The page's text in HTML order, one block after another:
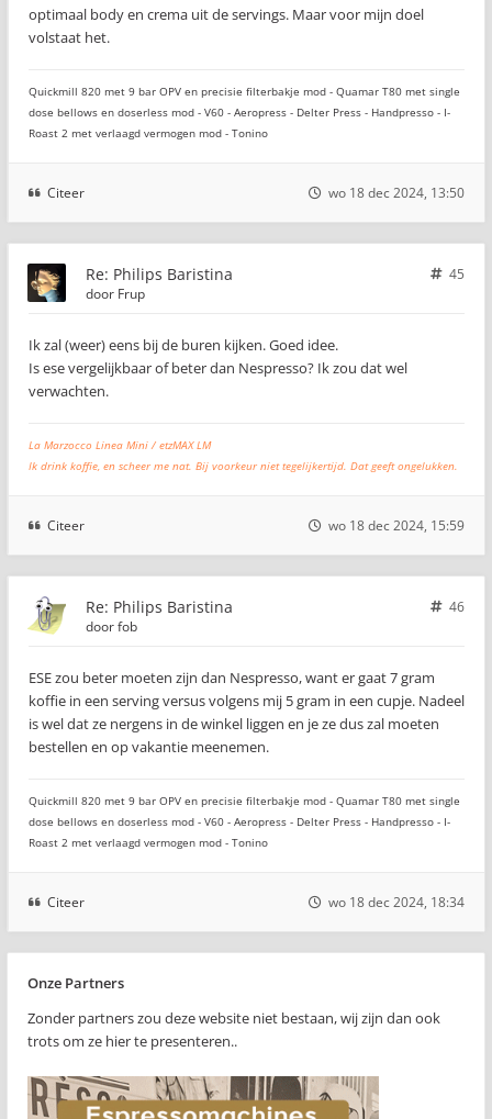
optimaal body en crema uit de servings. Maar voor mijn doel
volstaat het.
Quickmill 820 met 9 bar OPV en precisie filterbakje mod - Quamar T80 met single
dose bellows en doserless mod - V60 - Aeropress - Delter Press - Handpresso - I-
Roast 2 met verlaagd vermogen mod - Tonino
Citeer wo 18 dec 2024, 13:50
Re: Philips Baristina
45
door Frup
Ik zal (weer) eens bij de buren kijken. Goed idee.
Is ese vergelijkbaar of beter dan Nespresso? Ik zou dat wel
verwachten.
La Marzocco Linea Mini / etzMAX LM
Ik drink koffie, en scheer me nat. Bij voorkeur niet tegelijkertijd. Dat geeft ongelukken.
Citeer wo 18 dec 2024, 15:59
Re: Philips Baristina
46
doorfob
ESE zou beter moeten zijn dan Nespresso, want er gaat 7 gram
koffie in een serving versus volgens mij 5 gram in een cupje. Nadeel
is wel dat ze nergens in de winkel liggen en je ze dus zal moeten
bestellen en op vakantie meenemen.
Quickmill 820 met 9 bar OPV en precisie filterbakje mod - Quamar T80 met single
dose bellows en doserless mod - V60 - Aeropress - Delter Press - Handpresso - I-
Roast 2 met verlaagd vermogen mod - Tonino
Citeer wo 18 dec 2024, 18:34
Onze Partners
Zonder partners zou deze website niet bestaan, wij zijn dan ook
trots om ze hier te presenteren..